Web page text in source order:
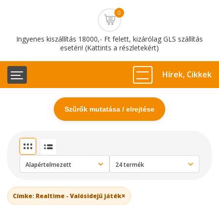
0
Ingyenes kiszállítás 18000,- Ft felett, kizárólag GLS szállítás
esetén! (Kattints a részletekért)
Hírek, Cikkek
Szűrők mutatása / elrejtése
Címke: Realtime - Valósidejű játék×